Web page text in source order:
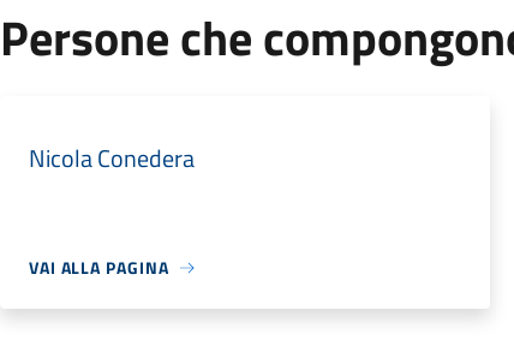
Persone che
Nicola Conedera
VAI ALLA PAGINA